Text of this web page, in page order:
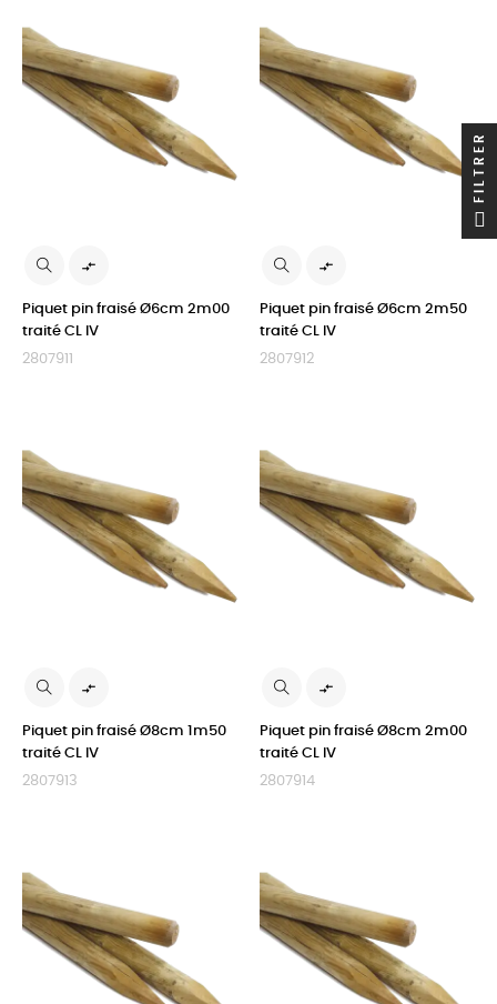

Piquet pin fraisé Ø6cm 2m00
traité CL IV
2807911

Piquet pin fraisé Ø6cm 2m50
traité CL IV
2807912

Piquet pin fraisé Ø8cm 1m50
traité CL IV
2807913

Piquet pin fraisé Ø8cm 2m00
traité CL IV
2807914
FILTRER